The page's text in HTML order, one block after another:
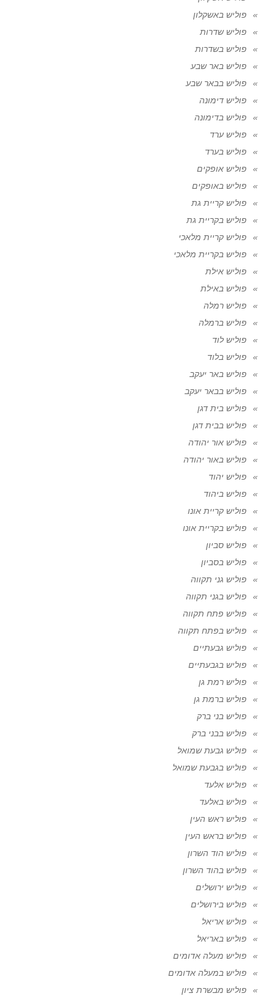
פוליש באשקלון
פוליש שדרות
פוליש בשדרות
פוליש באר שבע
פוליש בבאר שבע
פוליש דימונה
פוליש בדימונה
פוליש ערד
פוליש בערד
פוליש אופקים
פוליש באופקים
פוליש קריית גת
פוליש בקריית גת
פוליש קריית מלאכי
פוליש בקריית מלאכי
פוליש אילת
פוליש באילת
פוליש רמלה
פוליש ברמלה
פוליש לוד
פוליש בלוד
פוליש באר יעקב
פוליש בבאר יעקב
פוליש בית דגן
פוליש בבית דגן
פוליש אור יהודה
פוליש באור יהודה
פוליש יהוד
פוליש ביהוד
פוליש קריית אונו
פוליש בקריית אונו
פוליש סביון
פוליש בסביון
פוליש גני תקווה
פוליש בגני תקווה
פוליש פתח תקווה
פוליש בפתח תקווה
פוליש גבעתיים
פוליש בגבעתיים
פוליש רמת גן
פוליש ברמת גן
פוליש בני ברק
פוליש בבני ברק
פוליש גבעת שמואל
פוליש בגבעת שמואל
פוליש אלעד
פוליש באלעד
פוליש ראש העין
פוליש בראש העין
פוליש הוד השרון
פוליש בהוד השרון
פוליש ירושלים
פוליש בירושלים
פוליש אריאל
פוליש באריאל
פוליש מעלה אדומים
פוליש במעלה אדומים
פוליש מבשרת ציון